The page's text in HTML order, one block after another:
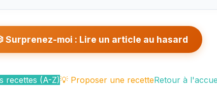
Surprenez-moi : Lire un article au hasard
recettes (A-Z)💡 Proposer une recetteRetour à